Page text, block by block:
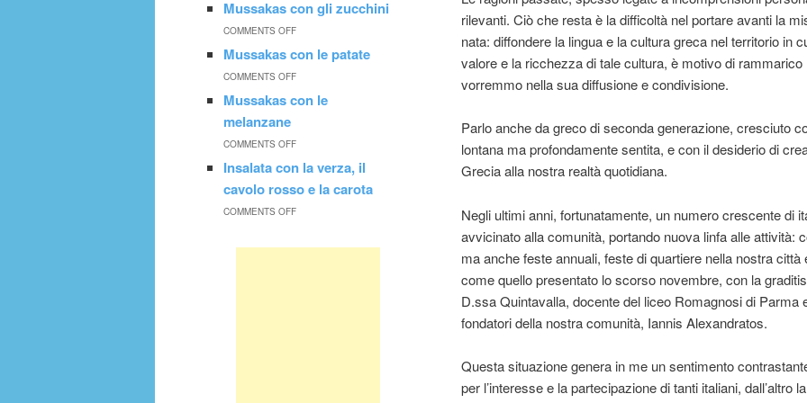
rilevanti. Ciò che resta è la difficoltà nel portare avanti la
nata: diffondere la lingua e la cultura greca nel territorio in
valore e la ricchezza di tale cultura, è motivo di
vorremmo nella sua diffusione e condivisione.
Parlo anche da greco di seconda generazione, cresciuto
lontana ma profondamente sentita, e con il desiderio di
Grecia alla nostra realtà quotidiana.
Negli ultimi anni, fortunatamente, un numero crescente di
avvicinato alla comunità, portando nuova linfa alle attività:
ma anche feste annuali, feste di quartiere nella nostra
come quello presentato lo scorso novembre, con la
D.ssa Quintavalla, docente del liceo Romagnosi di Parma
fondatori della nostra comunità, Iannis Alexandratos.
Questa situazione genera in me un sentimento
per l’interesse e la partecipazione di tanti italiani, dall’altro
Mussakas con gli zucchini
COMMENTS OFF
Mussakas con le patate
COMMENTS OFF
Mussakas con le
melanzane
COMMENTS OFF
Insalata con la verza, il
cavolo rosso e la carota
COMMENTS OFF